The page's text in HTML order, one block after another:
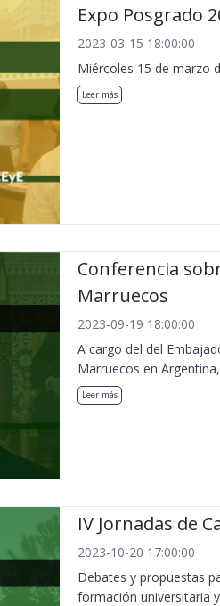
Expo Posgrado
2023-03-15 18:00:00
Miércoles 15 de marzo
Leer más
Conferencia
Marruecos
2023-09-19 18:00:00
A cargo del del
Marruecos en
Leer más
IV Jornadas de
2023-10-20 17:00:00
Debates y propuestas
formación universitaria